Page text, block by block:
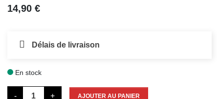
14,90 €
Délais de livraison
En stock
- + AJOUTER AU PANIER